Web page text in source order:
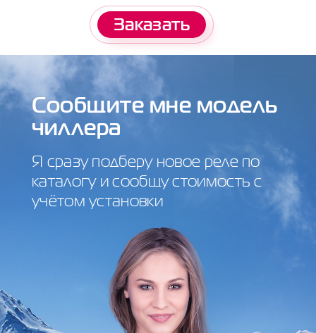
Заказать
Сообщите мне модель
чиллера
Я сразу подберу новое реле по
каталогу и сообщу стоимость с
учётом установки